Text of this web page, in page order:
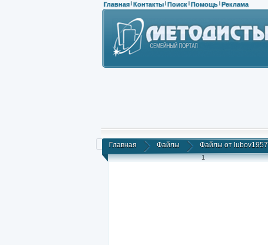
Главная | Контакты | Поиск | Помощь | Реклама
Главная Файлы Файлы от lubov1957
1